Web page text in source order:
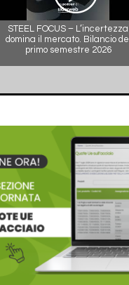
STEEL FOCUS – L’incertezza
domina il mercato. Bilancio del
primo semestre 2026